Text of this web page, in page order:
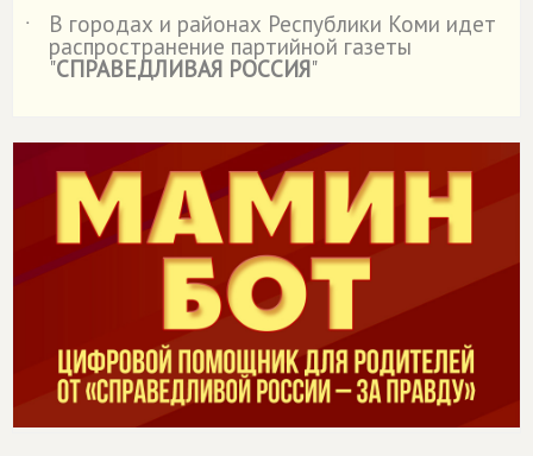
˙
В городах и районах Республики Коми идет
распространение партийной газеты
"СПРАВЕДЛИВАЯ РОССИЯ"